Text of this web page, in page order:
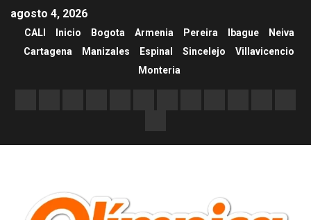
agosto 4, 2026
CALI Inicio Bogota Armenia Pereira Ibague
Neiva
Cartagena
Manizales Espinal Sincelejo
Villavicencio
Monteria